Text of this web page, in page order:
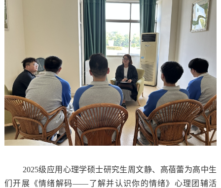
2025级应用心理学硕士研究生周文静、高蓓蕾为高中生
们开展《情绪解码——了解并认识你的情绪》心理团辅活